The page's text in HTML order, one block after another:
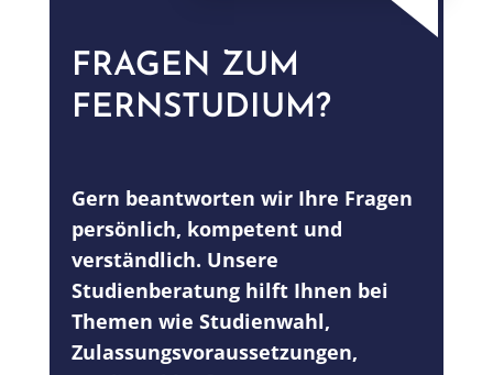
FRAGEN ZUM
FERNSTUDIUM?
Gern beantworten wir Ihre Fragen
persönlich, kompetent und
verständlich. Unsere
Studienberatung hilft Ihnen bei
Themen wie Studienwahl,
Zulassungsvoraussetzungen,